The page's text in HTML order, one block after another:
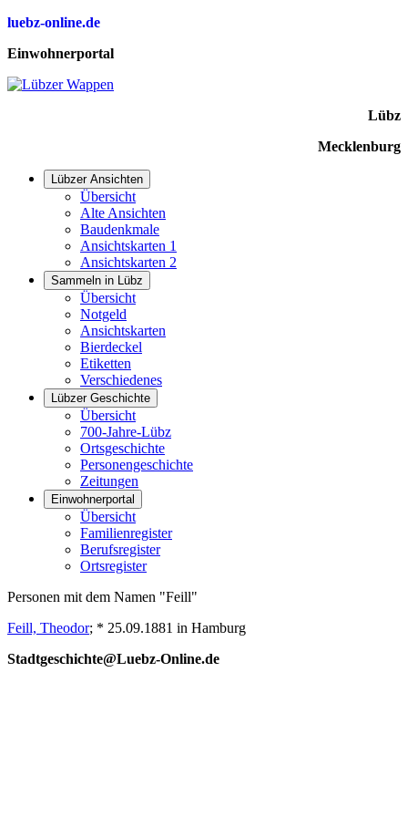
luebz-online.de
Einwohnerportal
Lübz
Mecklenburg
Lübzer Ansichten
Übersicht
Alte Ansichten
Baudenkmale
Ansichtskarten 1
Ansichtskarten 2
Sammeln in Lübz
Übersicht
Notgeld
Ansichtskarten
Bierdeckel
Etiketten
Verschiedenes
Lübzer Geschichte
Übersicht
700-Jahre-Lübz
Ortsgeschichte
Personengeschichte
Zeitungen
Einwohnerportal
Übersicht
Familienregister
Berufsregister
Ortsregister
Personen mit dem Namen "Feill"
Feill, Theodor; * 25.09.1881 in Hamburg
Stadtgeschichte@Luebz-Online.de